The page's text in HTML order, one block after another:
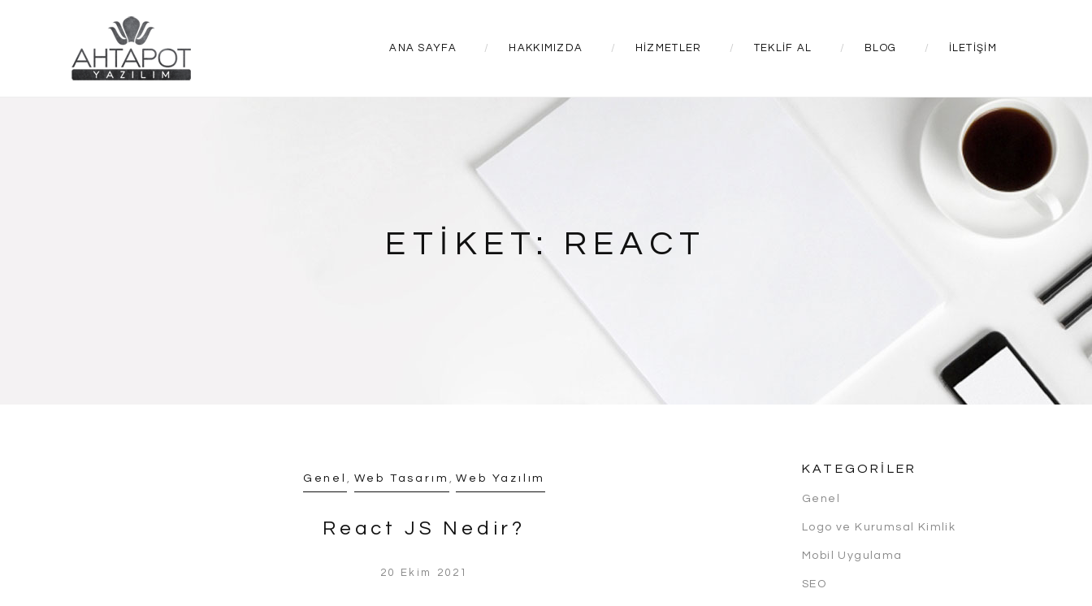
ANA SAYFA HAKKIMIZDA HIZMETLER TEKLIF AL BLOG İLETIŞIM
ETIKET: REACT
Genel , Web Tasarım ,Web Yazılım
React JS Nedir?
20 Ekim 2021
KATEGORILER
Genel
Logo ve Kurumsal Kimlik
Mobil Uygulama
SEO